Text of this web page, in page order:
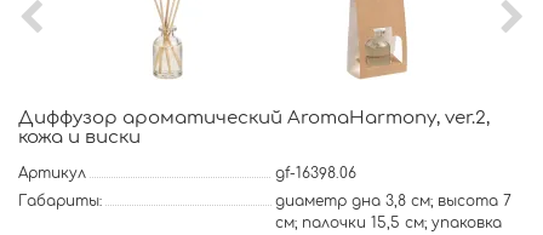
Диффузор ароматический AromaHarmony, ver.2,
кожа и виски
Артикул
gf-16398.06
Габариты:
диаметр дна 3,8 см; высота 7
см; палочки 15,5 см; упаковка